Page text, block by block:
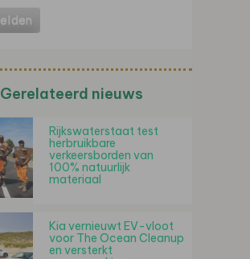
Gerelateerd nieuws
Rijkswaterstaat test
herbruikbare
verkeersborden van
100% natuurlijk
materiaal
Kia vernieuwt EV-vloot
voor The Ocean Cleanup
en versterkt